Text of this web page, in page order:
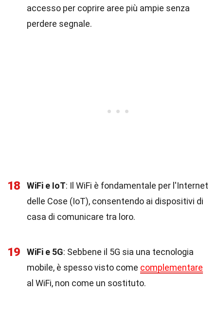
accesso per coprire aree più ampie senza
perdere segnale.
18 WiFi e IoT: Il WiFi è fondamentale per l'Internet
delle Cose (IoT), consentendo ai dispositivi di
casa di comunicare tra loro.
19 WiFi e 5G: Sebbene il 5G sia una tecnologia
mobile, è spesso visto come complementare
al WiFi, non come un sostituto.